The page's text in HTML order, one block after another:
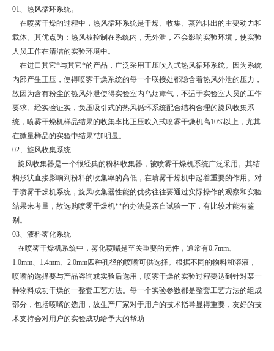
01、热风循环系统。
在喷雾干燥的过程中，热风循环系统是干燥、收集、蒸汽排出的主要动力和
载体。其优点为：热风被控制在系统内，无外泄，不会影响实验环境，使实验
人员工作在清洁的实验环境中。
在进口其它*与其它*的产品，广泛采用正压吹入式热风循环系统。因为系统
内部产生正压，使得喷雾干燥系统的每一个联接处都隐含着热风外泄的压力，
故因为含有粉尘的热风外泄使得实验室内乌烟瘴气，不适于实验室人员的工作
要求。经实验证实，负压吸引式的热风循环系统配合结构合理的旋风收集系
统，喷雾干燥机样品结果的收集率比正压吹入式喷雾干燥机高10%以上，尤其
在微量样品的实验中结果*加明显。
02、旋风收集系统
旋风收集器是一个很经典的粉料收集器，被喷雾干燥机系统广泛采用。其结
构形状直接影响到粉料的收集率的高低，在喷雾干燥机中起着重要的作用。对
于喷雾干燥机系统，旋风收集器性能的优劣往往要通过实际操作的观察和实验
结果来考量，故选购喷雾干燥机**的办法是亲自试验一下，有比较才能有鉴
别。
03、液料雾化系统
在喷雾干燥机系统中，雾化喷嘴是至关重要的元件，通常有0.7mm、
1.0mm、1.4mm、2.0mm四种孔径的喷嘴可供选择。根据不同的物料和溶液，
喷嘴的选择要与产品咨询或实验后选用，喷雾干燥的实验过程要达到针对某一
种物料成功干燥的一整套工艺方法。每一个实验参数都是整套工艺方法的组成
部分，包括喷嘴的选用，故生产厂家对于用户的技术指导显得重要，友好的技
术支持会对用户的实验成功给予大的帮助